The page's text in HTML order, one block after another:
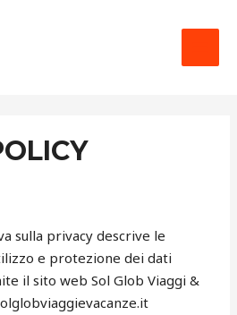
sulla privacy descrive le
e protezione dei dati
il sito web Sol Glob Viaggi &